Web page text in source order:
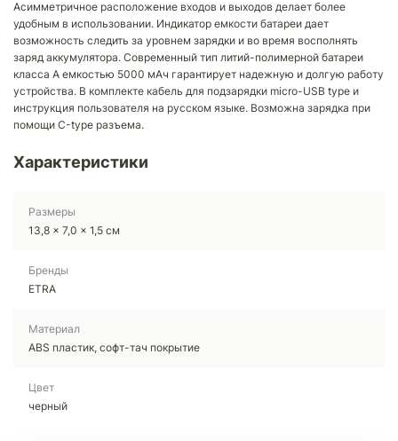
Асимметричное расположение входов и выходов делает более
удобным в использовании. Индикатор емкости батареи дает
возможность следить за уровнем зарядки и во время восполнять
заряд аккумулятора. Современный тип литий-полимерной батареи
класса А емкостью 5000 мАч гарантирует надежную и долгую работу
устройства. В комплекте кабель для подзарядки micro-USB type и
инструкция пользователя на русском языке. Возможна зарядка при
помощи С-type разъема.
Характеристики
Размеры
13,8 x 7,0 x 1,5 см
Бренды
ETRA
Материал
ABS пластик, софт-тач покрытие
Цвет
черный